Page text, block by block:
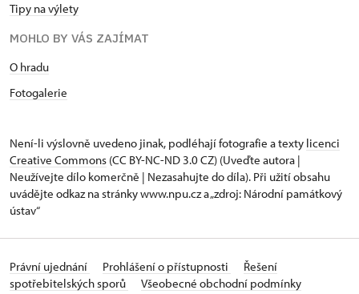
Tipy na výlety
MOHLO BY VÁS ZAJÍMAT
O hradu
Fotogalerie
Není-li výslovně uvedeno jinak, podléhají fotografie a texty licenci
Creative Commons (CC BY-NC-ND 3.0 CZ) (Uveďte autora |
Neužívejte dílo komerčně | Nezasahujte do díla). Při užití obsahu
uvádějte odkaz na stránky www.npu.cz a „zdroj: Národní památkový
ústav“
Právní ujednání Prohlášení o přístupnosti
Řešení
spotřebitelských sporů
Všeobecné obchodní podmínky